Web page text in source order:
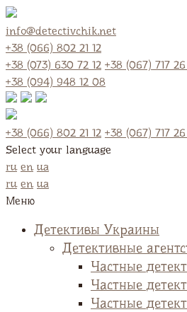
info@detectivchik.net
+38 (066) 802 21 12
+38 (073) 630 72 12 +38 (067) 717
+38 (094) 948 12 08
+38 (066) 802 21 12 +38 (067) 717
Select your language
ru en ua
ru en ua
Меню
Детективы Украины
Детективные
Частные
Частные
Частные